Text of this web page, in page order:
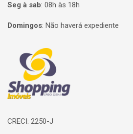
Seg à sab: 08h às 18h
Domingos: Não haverá expediente
Página inicial
CRECI: 2250-J